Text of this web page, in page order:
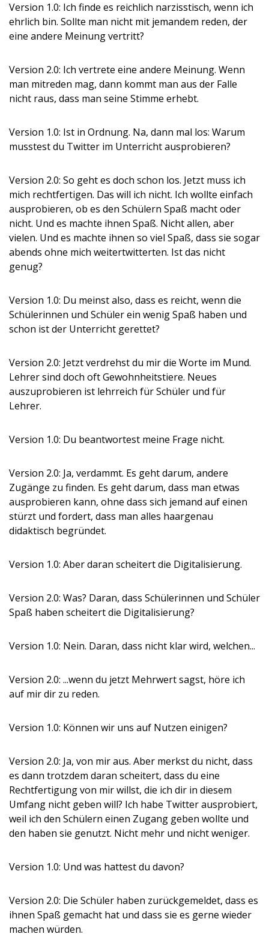
Version 1.0: Ich finde es reichlich narzisstisch, wenn ich
ehrlich bin. Sollte man nicht mit jemandem reden, der
eine andere Meinung vertritt?
Version 2.0: Ich vertrete eine andere Meinung. Wenn
man mitreden mag, dann kommt man aus der Falle
nicht raus, dass man seine Stimme erhebt.
Version 1.0: Ist in Ordnung. Na, dann mal los: Warum
musstest du Twitter im Unterricht ausprobieren?
Version 2.0: So geht es doch schon los. Jetzt muss ich
mich rechtfertigen. Das will ich nicht. Ich wollte einfach
ausprobieren, ob es den Schülern Spaß macht oder
nicht. Und es machte ihnen Spaß. Nicht allen, aber
vielen. Und es machte ihnen so viel Spaß, dass sie sogar
abends ohne mich weitertwitterten. Ist das nicht
genug?
Version 1.0: Du meinst also, dass es reicht, wenn die
Schülerinnen und Schüler ein wenig Spaß haben und
schon ist der Unterricht gerettet?
Version 2.0: Jetzt verdrehst du mir die Worte im Mund.
Lehrer sind doch oft Gewohnheitstiere. Neues
auszuprobieren ist lehrreich für Schüler und für
Lehrer.
Version 1.0: Du beantwortest meine Frage nicht.
Version 2.0: Ja, verdammt. Es geht darum, andere
Zugänge zu finden. Es geht darum, dass man etwas
ausprobieren kann, ohne dass sich jemand auf einen
stürzt und fordert, dass man alles haargenau
didaktisch begründet.
Version 1.0: Aber daran scheitert die Digitalisierung.
Version 2.0: Was? Daran, dass Schülerinnen und Schüler
Spaß haben scheitert die Digitalisierung?
Version 1.0: Nein. Daran, dass nicht klar wird, welchen...
Version 2.0: ...wenn du jetzt Mehrwert sagst, höre ich
auf mir dir zu reden.
Version 1.0: Können wir uns auf Nutzen einigen?
Version 2.0: Ja, von mir aus. Aber merkst du nicht, dass
es dann trotzdem daran scheitert, dass du eine
Rechtfertigung von mir willst, die ich dir in diesem
Umfang nicht geben will? Ich habe Twitter ausprobiert,
weil ich den Schülern einen Zugang geben wollte und
den haben sie genutzt. Nicht mehr und nicht weniger.
Version 1.0: Und was hattest du davon?
Version 2.0: Die Schüler haben zurückgemeldet, dass es
ihnen Spaß gemacht hat und dass sie es gerne wieder
machen würden.